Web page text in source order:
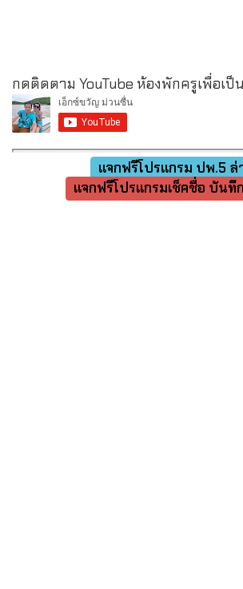
กดติดตาม YouTube ห้องพักครูเพื่อเป็
แจกฟรีโปรแกรม ปพ.5 ล่
แจกฟรีโปรแกรมเช็คชื่อ บันทึ